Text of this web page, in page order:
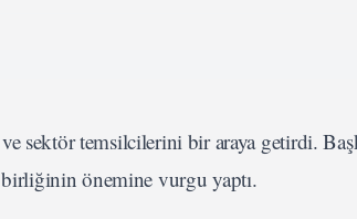
sektör temsilcilerini bir araya getirdi.
önemine vurgu yaptı.